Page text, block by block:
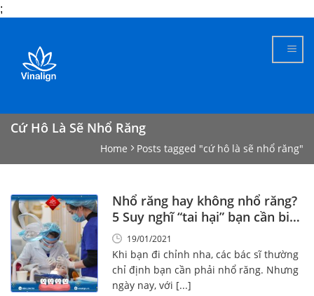
;
content
Cứ Hô Là Sẽ Nhổ Răng
Home Posts tagged "cứ hô là sẽ nhổ răng"
Nhổ răng hay không nhổ răng?
5 Suy nghĩ “tai hại” bạn cần biết
ngay!19/01/2021
Khi bạn đi chỉnh nha, các bác sĩ thường
chỉ định bạn cần phải nhổ răng. Nhưng
ngày nay, với [...]